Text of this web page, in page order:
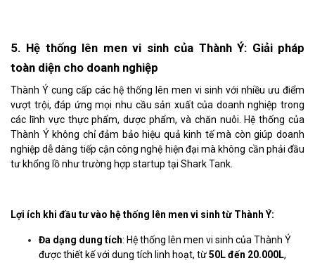
5. Hệ thống lên men vi sinh của Thành Ý: Giải pháp
toàn diện cho doanh nghiệp
Thành Ý cung cấp các hệ thống lên men vi sinh với nhiều ưu điểm
vượt trội, đáp ứng mọi nhu cầu sản xuất của doanh nghiệp trong
các lĩnh vực thực phẩm, dược phẩm, và chăn nuôi. Hệ thống của
Thành Ý không chỉ đảm bảo hiệu quả kinh tế mà còn giúp doanh
nghiệp dễ dàng tiếp cận công nghệ hiện đại mà không cần phải đầu
tư khổng lồ như trường hợp startup tại Shark Tank.
Lợi ích khi đầu tư vào hệ thống lên men vi sinh từ Thành Ý:
Đa dạng dung tích: Hệ thống lên men vi sinh của Thành Ý
được thiết kế với dung tích linh hoạt, từ50L đến 20.000L,